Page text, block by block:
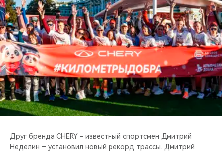
НАШИ МЕРОПРИЯТИЯ
ВИДЕООБЗОРЫ
CHERY ДЛЯ ДЕТЕЙ
Друг бренда CHERY - известный спортсмен Дмитрий
Неделин – установил новый рекорд трассы. Дмитрий